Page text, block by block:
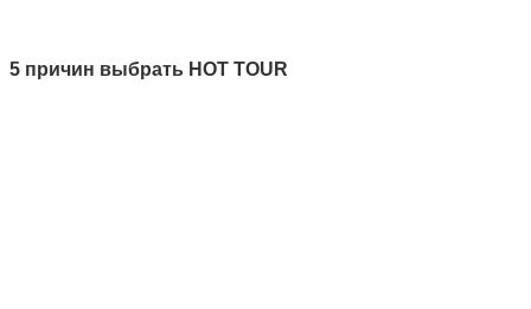
5 причин выбрать HOT TOUR